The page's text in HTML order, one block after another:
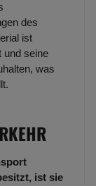
des
ist
und seine
was
ist sie